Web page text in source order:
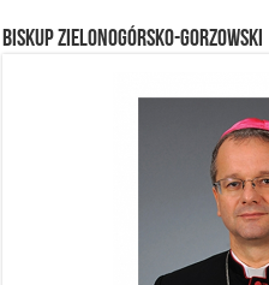
BISKUP ZIELONOGÓRSKO-GORZOWSKI